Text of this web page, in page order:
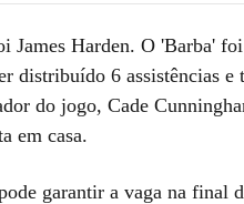
James Harden. O 'Barba'
distribuído 6 assistências e
do jogo, Cade
em casa.
garantir a vaga na final